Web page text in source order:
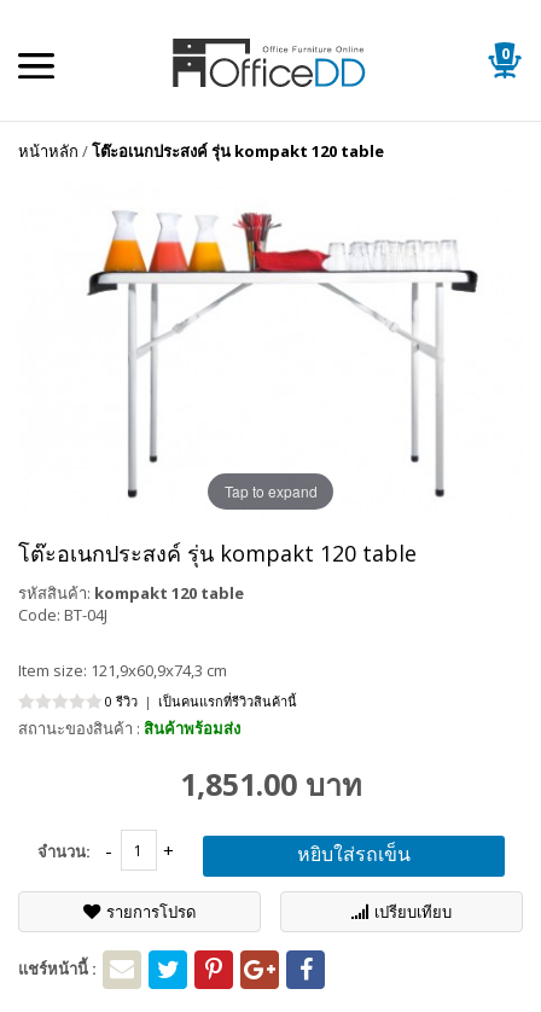
0
หน้าหลัก /โต๊ะอเนกประสงค์ รุ่น kompakt 120 table
Tap to expand
โต๊ะอเนกประสงค์ รุ่น kompakt 120 table
รหัสสินค้า: kompakt 120 table
Code: BT-04J
Item size: 121,9x60,9x74,3 cm
0 รีวิว | เป็นคนแรกที่รีวิวสินค้านี้
สถานะของสินค้า : สินค้าพร้อมส่ง
1,851.00 บาท
จำนวน: หยิบใส่รถเข็น
รายการโปรด เปรียบเทียบ
แชร์หน้านี้ :